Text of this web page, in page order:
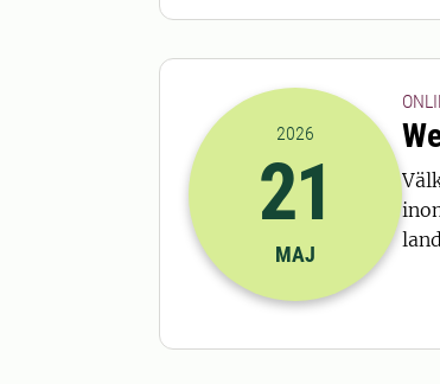
2026-21-05 13:00
2026
21
MAJ